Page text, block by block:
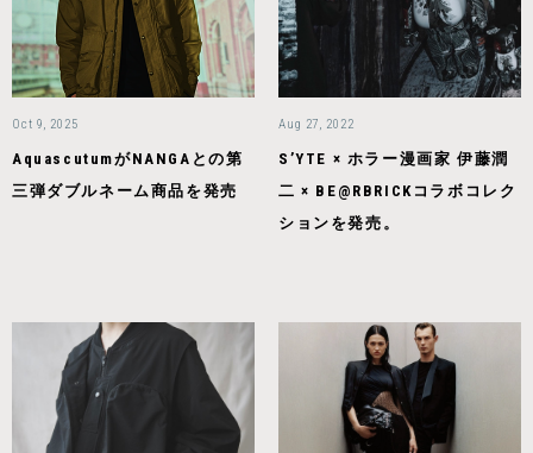
Oct 9, 2025
AquascutumがNANGAとの第
三弾ダブルネーム商品を発売
Aug 27, 2022
S’YTE × ホラー漫画家 伊藤潤
二 × BE@RBRICKコラボコレク
ションを発売。